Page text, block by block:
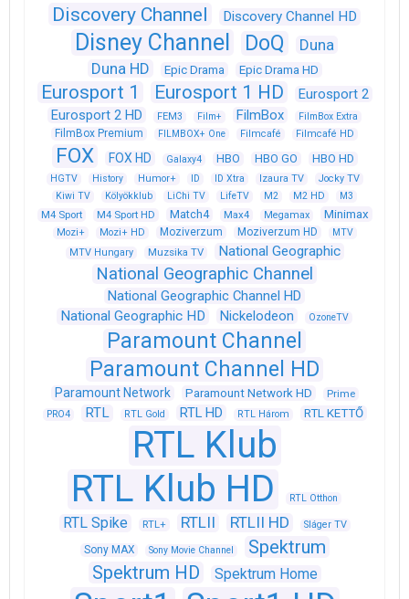
Discovery Channel Discovery Channel HD
Disney Channel DoQ
Duna
Duna HD
Epic Drama Epic Drama HD
Eurosport 1 Eurosport 1 HD
Eurosport 2
Eurosport 2 HD
FEM3 Film+ FilmBox FilmBox Extra
FilmBox Premium FILMBOX+ One Filmcafé Filmcafé HD
FOX FOX HD Galaxy4 HBO HBO GO HBO HD
HGTV History Humor+ ID ID Xtra Izaura TV
Jocky TV
Kiwi TV
Kölyökklub LiChi TV LifeTV M2 M2 HD M3
M4 Sport M4 Sport HD Match4 Max4 Megamax Minimax
Mozi+ Mozi+ HD Moziverzum Moziverzum HD
MTV
MTV Hungary
Muzsika TV National Geographic
National Geographic Channel
National Geographic Channel HD
National Geographic HD
Nickelodeon OzoneTV
Paramount Channel
Paramount Channel HD
Paramount Network Paramount Network HD Prime
PRO4 RTL RTL Gold RTL HD RTL Három RTL KETTŐ
RTL Klub
RTL Klub HD
RTL Otthon
RTL Spike RTL+ RTLII RTLII HD Sláger TV
Sony MAX Sony Movie Channel
Spektrum
Spektrum HD
Spektrum Home